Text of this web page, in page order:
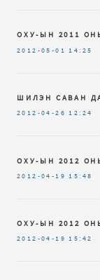
ОХУ-ЫН 2011
2012-05-01 14:25
ШИЛЭН САВАН
2012-04-26 12:24
ОХУ-ЫН 2012
2012-04-19 15:48
ОХУ-ЫН 2012
2012-04-19 15:42